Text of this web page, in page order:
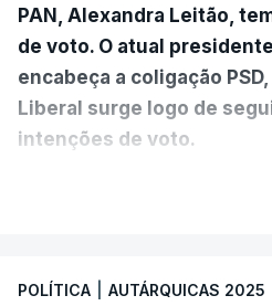
PAN, Alexandra Leitão,
de voto. O atual
encabeça a coligação
Liberal surge logo de
intenções de voto.
estar, assim, afastada na
POLÍTICA AUTÁRQUICAS 2025